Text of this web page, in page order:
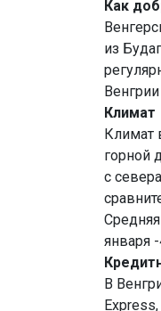
Как
из
Климат
Климат
горной
с
января -
В